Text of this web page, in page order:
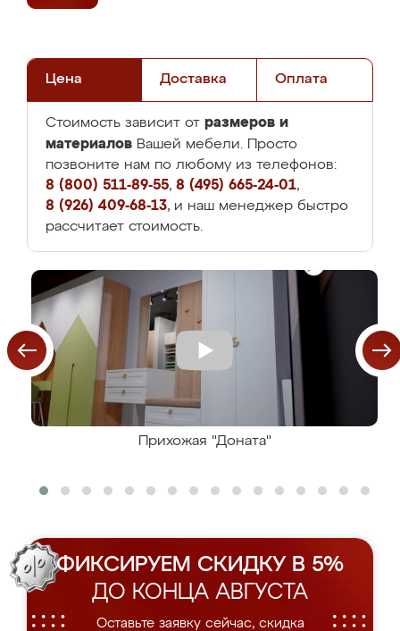
Цена Доставка Оплата
Стоимость зависит от размеров и
материалов Вашей мебели. Просто
позвоните нам по любому из телефонов:
8 (800) 511-89-55, 8 (495) 665-24-01,
8 (926) 409-68-13, и наш менеджер быстро
рассчитает стоимость.
Прихожая "Доната"
ФИКСИРУЕМ СКИДКУ В 5%
ДО КОНЦА АВГУСТА
Оставьте заявку сейчас, скидка